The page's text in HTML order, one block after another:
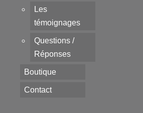
Les
témoignages
Questions /
Réponses
Boutique
Contact